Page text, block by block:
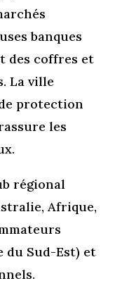
banques
des coffres et
La ville
protection
les
régional
Afrique,
du Sud-Est) et